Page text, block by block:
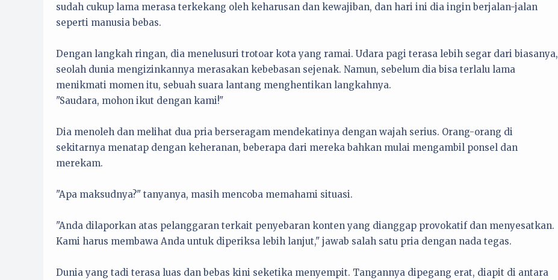
sudah cukup lama merasa terkekang oleh keharusan dan kewajiban, dan hari ini dia ingin berjalan-jalan
seperti manusia bebas.
Dengan langkah ringan, dia menelusuri trotoar kota yang ramai. Udara pagi terasa lebih segar dari biasanya,
seolah dunia mengizinkannya merasakan kebebasan sejenak. Namun, sebelum dia bisa terlalu lama
menikmati momen itu, sebuah suara lantang menghentikan langkahnya.
"Saudara, mohon ikut dengan kami!"
Dia menoleh dan melihat dua pria berseragam mendekatinya dengan wajah serius. Orang-orang di
sekitarnya menatap dengan keheranan, beberapa dari mereka bahkan mulai mengambil ponsel dan
merekam.
"Apa maksudnya?" tanyanya, masih mencoba memahami situasi.
"Anda dilaporkan atas pelanggaran terkait penyebaran konten yang dianggap provokatif dan menyesatkan.
Kami harus membawa Anda untuk diperiksa lebih lanjut," jawab salah satu pria dengan nada tegas.
Dunia yang tadi terasa luas dan bebas kini seketika menyempit. Tangannya dipegang erat, diapit di antara